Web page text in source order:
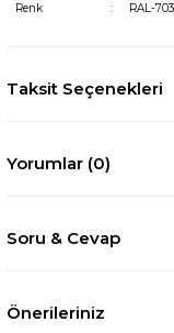
Renk : RAL-
Taksit Seçenekleri
Yorumlar (0)
Soru & Cevap
Önerileriniz